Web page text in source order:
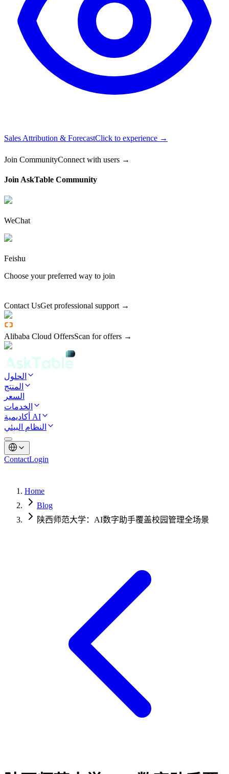
Sales Attribution & ForecastClick to experience →
Join CommunityConnect with users →
Join AskTable Community
WeChat
Feishu
Choose your preferred way to join
Contact UsGet professional support →
Alibaba Cloud OffersScan for offers →
الحلول
المنتج
السعر
الخدمات
أكاديمية AI
النظام البيئي
ContactLogin
Home
Blog
陕西师范大学：AI数字助手覆盖校园管理全场景